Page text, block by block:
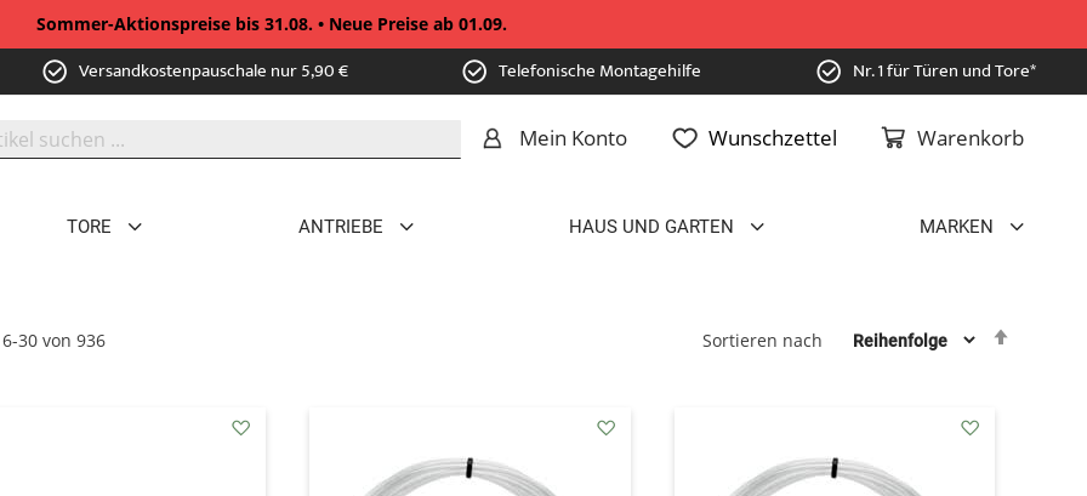
Sommer-Aktionspreise bis 31.08. • Neue Preise ab 01.09.
Versandkostenpauschale nur 5,90 € Telefonische Montagehilfe Nr. 1 für Türen und Tore*
Warenkorb
Mein Konto Wunschzettel
TORE ANTRIEBE HAUS UND GARTEN MARKEN
-30von 936 Sortieren nach